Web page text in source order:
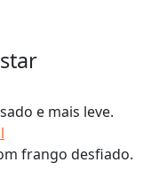
e mais leve.
frango desfiado.